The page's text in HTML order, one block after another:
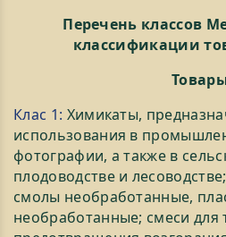
Перечень классов
классификации
Клас 1: Химикаты,
использования в
фотографии, а также в
плодоводстве и
смолы необработанные,
необработанные; смеси для